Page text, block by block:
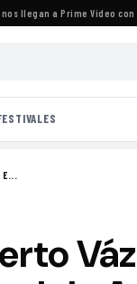
llegan a Prime Video con
E...